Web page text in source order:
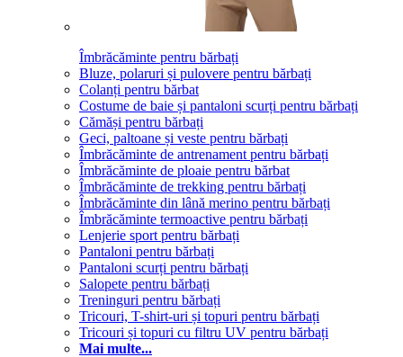
Îmbrăcăminte pentru bărbați
Bluze, polaruri și pulovere pentru bărbați
Colanți pentru bărbat
Costume de baie și pantaloni scurți pentru bărbați
Cămăși pentru bărbați
Geci, paltoane și veste pentru bărbați
Îmbrăcăminte de antrenament pentru bărbați
Îmbrăcăminte de ploaie pentru bărbat
Îmbrăcăminte de trekking pentru bărbați
Îmbrăcăminte din lână merino pentru bărbați
Îmbrăcăminte termoactive pentru bărbați
Lenjerie sport pentru bărbați
Pantaloni pentru bărbați
Pantaloni scurți pentru bărbați
Salopete pentru bărbați
Treninguri pentru bărbați
Tricouri, T-shirt-uri și topuri pentru bărbați
Tricouri și topuri cu filtru UV pentru bărbați
Mai multe...